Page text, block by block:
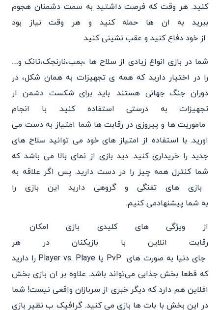
کنید. هر وقت که فرصت داشتید به سمت دشمنان هجوم
ببرید به ان ها حمله کنید و هر وقت نیاز بود
از خود دفاع کنید و عقب نشینیکنید.
شما در بازی انواع زیادی از سلاح ها ،بمب،نارنجک،تانک و…
را در اختیار دارید که همه ی تجهیزات به همان شکل، در
دوران جنگ جهانی هستند. باید برای شکست دشمن ار
تجهیزات به درستی استفاده کنید. با انجام
ماموریت ها و پیروزی در رقابتها شما امتیاز به دست می
اورید. با استفاده از امتیاز های خود می توانید سلاح های
جدید را خریداری کنید. دید بازی از نمای بالا می باشد که
شما کنترل همه چیز را در دست دارید. پس اگر علاقه به
بازی های تفنگی و گروهی دارید این بازی را
به شما پیشنهادمی کنیم.
از ویژگی های کلیدی بازی امکان
رقابت انلاین با بازیکنان در هر
جای دنیا به صورت های PvP یا
Player vs. Playe را دارید
که قطعا بخش جذابی می‌تواند باشد. علاوه بر ان بازی بخش
افلاین هم دارد که دیگر خبری از سربازان واقعی نیست! شما
در این بخش با بات ها بازی می کنید. گر افیک ب نظیر بازی